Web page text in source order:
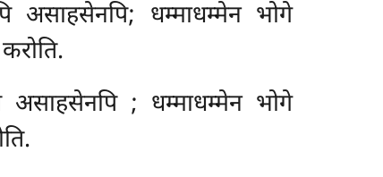
असाहसेनपि; धम्माधम्मेन भोगे
असाहसेनपि ; धम्माधम्मेन भोगे